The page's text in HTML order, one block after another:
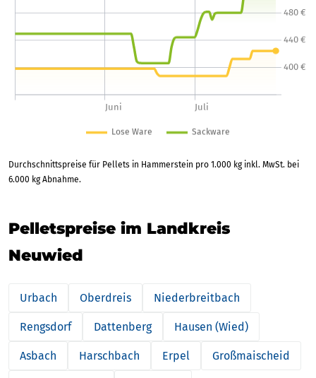
Durchschnittspreise für Pellets in Hammerstein pro 1.000 kg inkl. MwSt. bei
6.000 kg Abnahme.
Pelletspreise im Landkreis
Neuwied
Urbach Oberdreis Niederbreitbach
Rengsdorf Dattenberg Hausen (Wied)
Asbach Harschbach Erpel Großmaischeid